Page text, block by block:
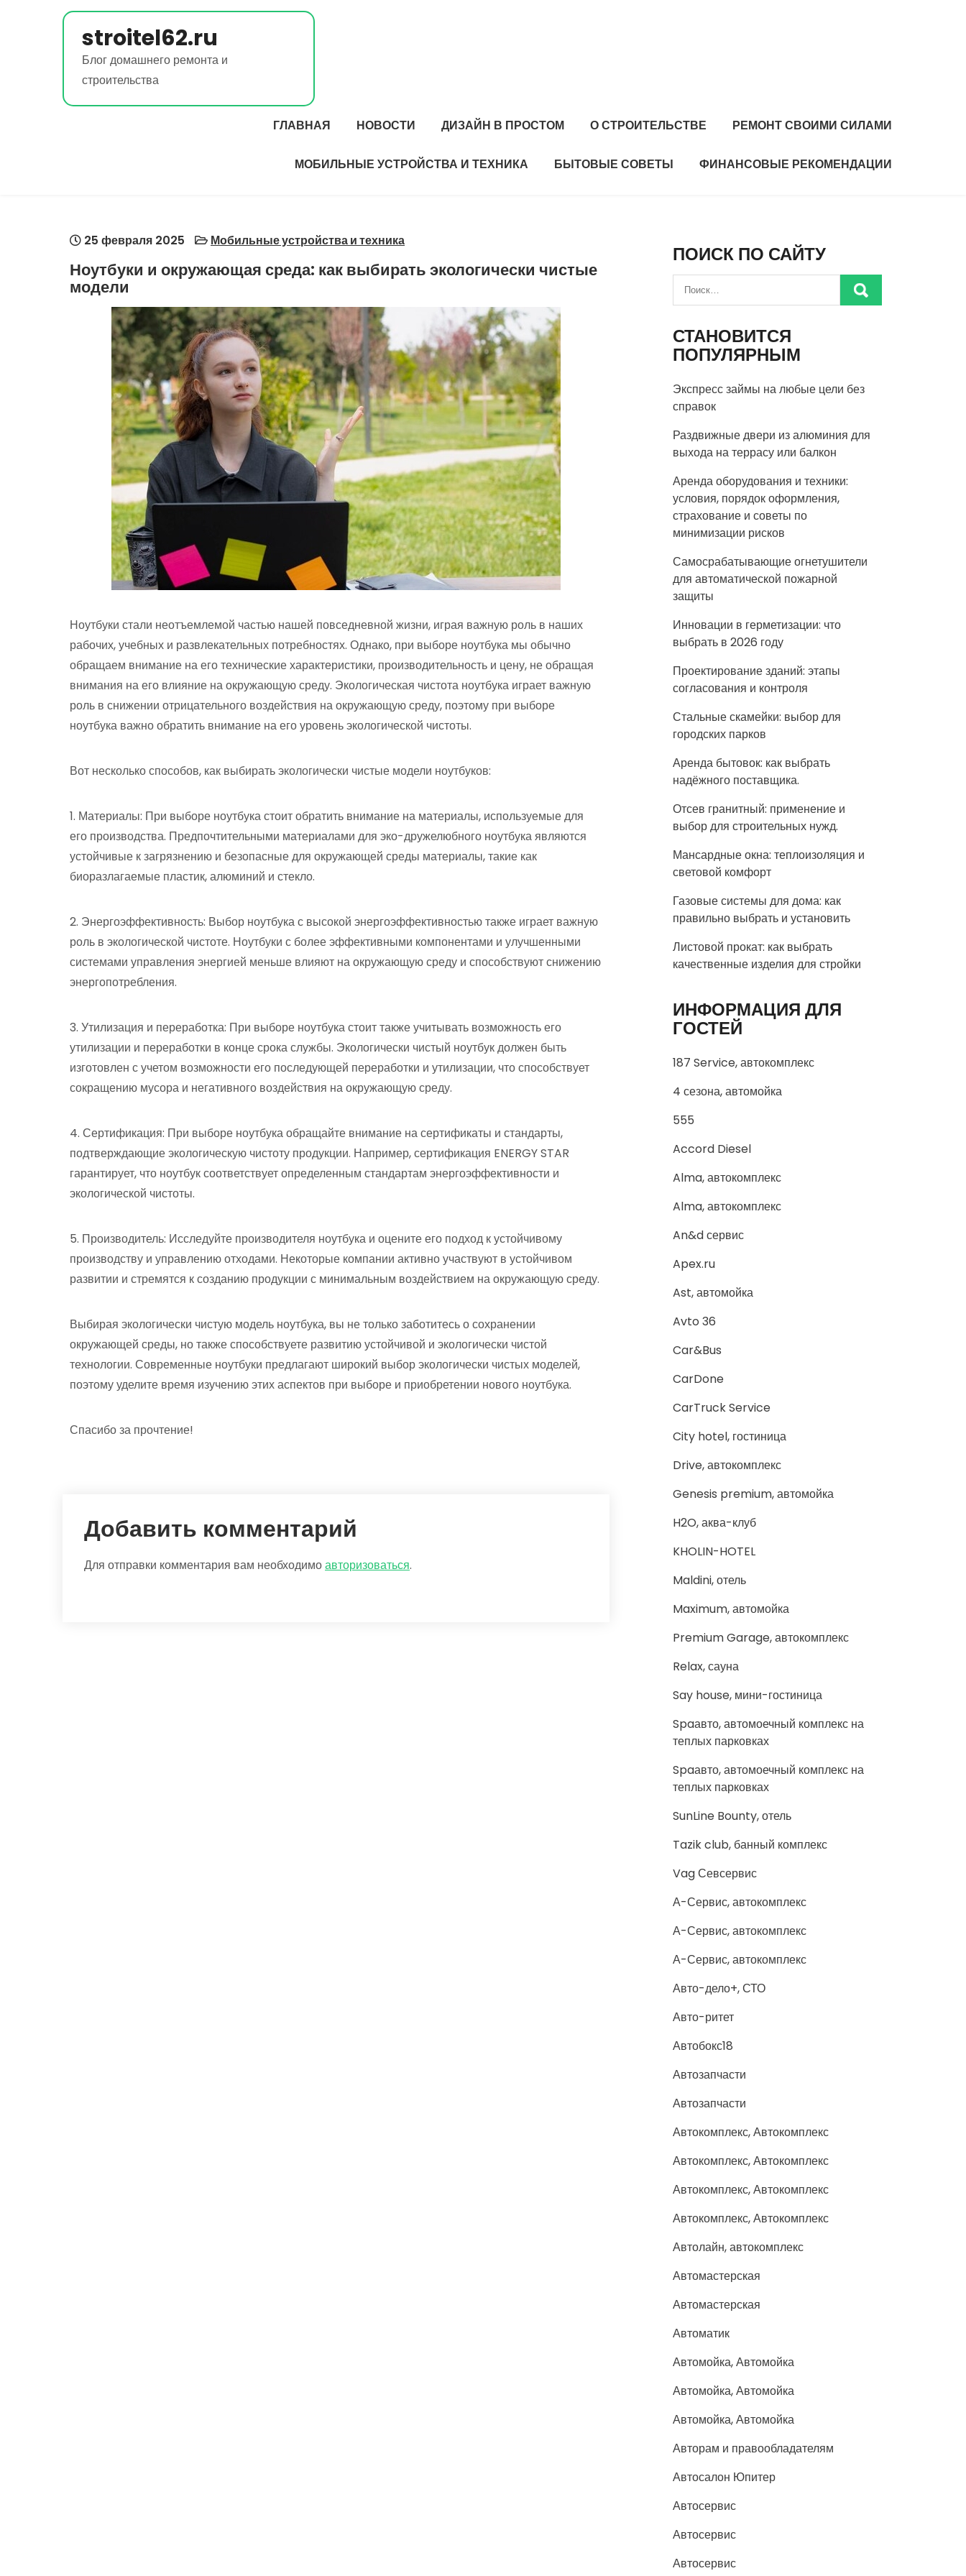
stroitel62.ru
Блог домашнего ремонта и
строительства
ГЛАВНАЯ НОВОСТИ ДИЗАЙН В ПРОСТОМ О СТРОИТЕЛЬСТВЕ РЕМОНТ СВОИМИ СИЛАМИ
МОБИЛЬНЫЕ УСТРОЙСТВА И ТЕХНИКА БЫТОВЫЕ СОВЕТЫ ФИНАНСОВЫЕ РЕКОМЕНДАЦИИ
25 февраля 2025 Мобильные устройства и техника
Ноутбуки и окружающая среда: как выбирать экологически чистые
модели
Ноутбуки стали неотъемлемой частью нашей повседневной жизни, играя важную роль в наших
рабочих, учебных и развлекательных потребностях. Однако, при выборе ноутбука мы обычно
обращаем внимание на его технические характеристики, производительность и цену, не обращая
внимания на его влияние на окружающую среду. Экологическая чистота ноутбука играет важную
роль в снижении отрицательного воздействия на окружающую среду, поэтому при выборе
ноутбука важно обратить внимание на его уровень экологической чистоты.
Вот несколько способов, как выбирать экологически чистые модели ноутбуков:
1. Материалы: При выборе ноутбука стоит обратить внимание на материалы, используемые для
его производства. Предпочтительными материалами для эко-дружелюбного ноутбука являются
устойчивые к загрязнению и безопасные для окружающей среды материалы, такие как
биоразлагаемые пластик, алюминий и стекло.
2. Энергоэффективность: Выбор ноутбука с высокой энергоэффективностью также играет важную
роль в экологической чистоте. Ноутбуки с более эффективными компонентами и улучшенными
системами управления энергией меньше влияют на окружающую среду и способствуют снижению
энергопотребления.
3. Утилизация и переработка: При выборе ноутбука стоит также учитывать возможность его
утилизации и переработки в конце срока службы. Экологически чистый ноутбук должен быть
изготовлен с учетом возможности его последующей переработки и утилизации, что способствует
сокращению мусора и негативного воздействия на окружающую среду.
4. Сертификация: При выборе ноутбука обращайте внимание на сертификаты и стандарты,
подтверждающие экологическую чистоту продукции. Например, сертификация ENERGY STAR
гарантирует, что ноутбук соответствует определенным стандартам энергоэффективности и
экологической чистоты.
5. Производитель: Исследуйте производителя ноутбука и оцените его подход к устойчивому
производству и управлению отходами. Некоторые компании активно участвуют в устойчивом
развитии и стремятся к созданию продукции с минимальным воздействием на окружающую среду.
Выбирая экологически чистую модель ноутбука, вы не только заботитесь о сохранении
окружающей среды, но также способствуете развитию устойчивой и экологически чистой
технологии. Современные ноутбуки предлагают широкий выбор экологически чистых моделей,
поэтому уделите время изучению этих аспектов при выборе и приобретении нового ноутбука.
Спасибо за прочтение!
Добавить комментарий
Для отправки комментария вам необходимоавторизоваться.
ПОИСК ПО САЙТУ
СТАНОВИТСЯ
ПОПУЛЯРНЫМ
Экспресс займы на любые цели без
справок
Раздвижные двери из алюминия для
выхода на террасу или балкон
Аренда оборудования и техники:
условия, порядок оформления,
страхование и советы по
минимизации рисков
Самосрабатывающие огнетушители
для автоматической пожарной
защиты
Инновации в герметизации: что
выбрать в 2026 году
Проектирование зданий: этапы
согласования и контроля
Стальные скамейки: выбор для
городских парков
Аренда бытовок: как выбрать
надёжного поставщика.
Отсев гранитный: применение и
выбор для строительных нужд.
Мансардные окна: теплоизоляция и
световой комфорт
Газовые системы для дома: как
правильно выбрать и установить
Листовой прокат: как выбрать
качественные изделия для стройки
ИНФОРМАЦИЯ ДЛЯ
ГОСТЕЙ
187 Service, автокомплекс
4 сезона, автомойка
555
Accord Diesel
Alma, автокомплекс
Alma, автокомплекс
An&d сервис
Apex.ru
Ast, автомойка
Avto 36
Car&Bus
CarDone
CarTruck Service
City hotel, гостиница
Drive, автокомплекс
Genesis premium, автомойка
H2O, аква-клуб
KHOLIN-HOTEL
Maldini, отель
Maximum, автомойка
Premium Garage, автокомплекс
Relax, сауна
Say house, мини-гостиница
Spaавто, автомоечный комплекс на
теплых парковках
Spaавто, автомоечный комплекс на
теплых парковках
SunLine Bounty, отель
Tazik club, банный комплекс
Vag Севсервис
А-Сервис, автокомплекс
А-Сервис, автокомплекс
А-Сервис, автокомплекс
Авто-дело+, СТО
Авто-ритет
Автобокс18
Автозапчасти
Автозапчасти
Автокомплекс, Автокомплекс
Автокомплекс, Автокомплекс
Автокомплекс, Автокомплекс
Автокомплекс, Автокомплекс
Автолайн, автокомплекс
Автомастерская
Автомастерская
Автоматик
Автомойка, Автомойка
Автомойка, Автомойка
Автомойка, Автомойка
Авторам и правообладателям
Автосалон Юпитер
Автосервис
Автосервис
Автосервис